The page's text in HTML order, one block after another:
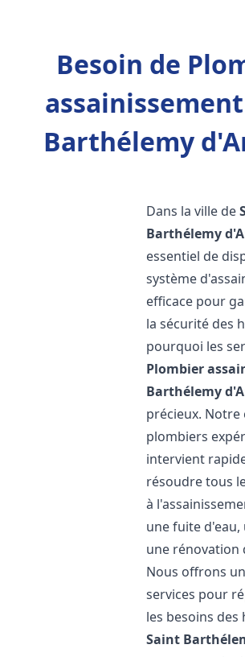
Besoin de
Barthélemy
Dans la ville de
Barthélemy
essentiel de
système
efficace pour
la sécurité des
pourquoi les
Plombier
Barthélemy
précieux. Notre
plombiers
intervient
résoudre tous
à
une fuite
une rénovation
Nous offrons
services pour
les besoins
Saint